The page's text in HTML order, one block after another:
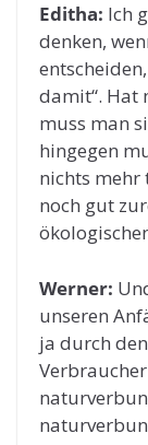
Editha: Ich
denken,
damit“. Hat
muss man
hingegen
nichts mehr
noch gut
Werner:
unseren
ja durch